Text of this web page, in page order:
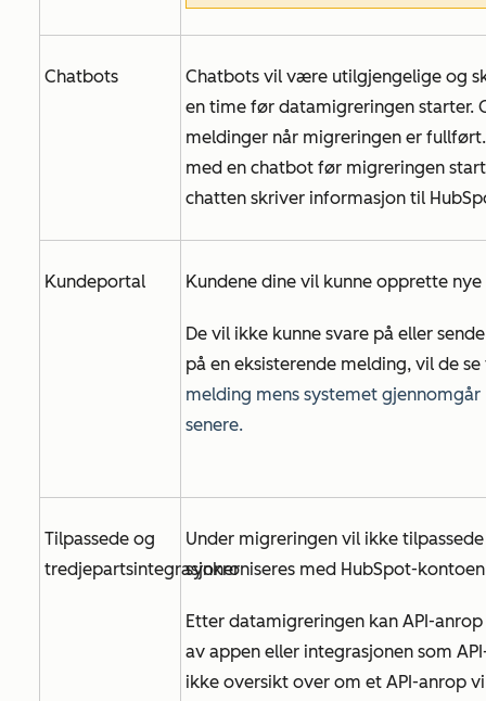
Chatbots
Chatbots vil være utilgjengelige og
en time før datamigreringen
meldinger når migreringen er
med en chatbot før migreringen
chatten skriver informasjon til
Kundeportal Kundene dine vil kunne opprette nye
De vil ikke kunne svare på eller
på en eksisterende melding, vil de
melding mens systemet
senere.
Tilpassede og
tredjepartsintegrasjoner
Under migreringen vil ikke
synkroniseres med HubSpot-
Etter datamigreringen kan API-
av appen eller integrasjonen som
ikke oversikt over om et API-anrop